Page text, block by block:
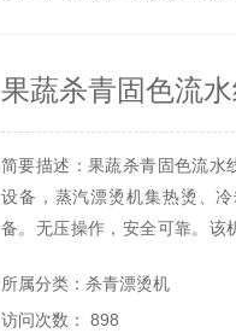
果蔬杀青固色流
简要描述：果蔬杀青固色流水
设备，蒸汽漂烫机集热烫、
备。无压操作，安全可靠。该
所属分类：杀青漂烫机
访问次数： 898